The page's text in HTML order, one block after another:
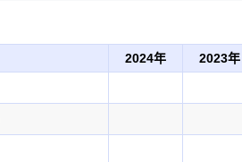
2024年 2023年